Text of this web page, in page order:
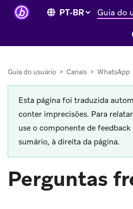
Guia do
Guia do usuário > Canais > WhatsApp
Esta página foi traduzida
conter imprecisões. Para
use o componente de
sumário, à direita da página.
Perguntas